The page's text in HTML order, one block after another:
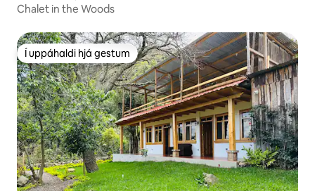
Chalet in the Woods
Í uppáhaldi hjá gestum
Í uppáhaldi hjá gestum